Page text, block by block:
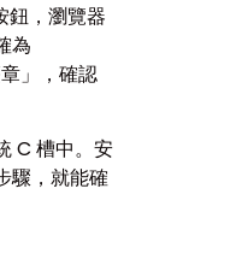
鈕，瀏覽器
為
」，確認
C 槽中。安
驟，就能確